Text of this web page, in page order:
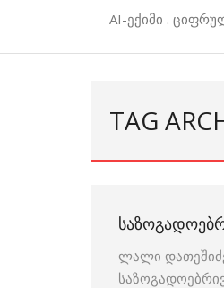
AI-ექიმი .
TAG
ლალი